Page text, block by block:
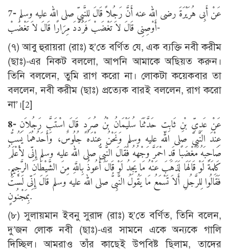
7-عَنْ أَبِى هُرَيْرَةَ رضى الله عنه أَنَّ رَجُلاً قَالَ لِلنَّبِىِّ صلى الله عليه وسلم
أَوْصِنِى قَالَ لاَ تَغْضَبْ فَرَدَّدَ مِرَارًا قَالَ لاَ تَغْضَبْ-
(৭) আবু হুরায়রা (রাঃ) হ’তে বর্ণিত যে, এক ব্যক্তি নবী করীম
(ছাঃ)-এর নিকট বললো, আপনি আমাকে অছিয়ত করুন।
তিনি বললেন, তুমি রাগ করো না। লোকটা কয়েকবার তা
বললেন, নবী করীম (ছাঃ) প্রত্যেক বারই বললেন, রাগ করো
না’।[2]
8-عَنْ عَدِىِّ بْنِ ثَابِتٍ حَدَّثَنَا سُلَيْمَانُ بْنُ صُرَدٍ قَالَ اسْتَبَّ رَجُلاَنِ
عِنْدَ النَّبِىِّ صلى الله عليه وسلم وَنَحْنُ عِنْدَهُ جُلُوسٌ، وَأَحَدُهُمَا يَسُبُّ
صَاحِبَهُ مُغْضَبًا قَدِ احْمَرَّ وَجْهُهُ فَقَالَ النَّبِىُّ صلى الله عليه وسلم إِنِّى لأَعْلَمُ
كَلِمَةً لَوْ قَالَهَا لَذَهَبَ عَنْهُ مَا يَجِدُ لَوْ قَالَ أَعُوذُ بِاللَّهِ مِنَ الشَّيْطَانِ الرَّجِيمِ.
فَقَالُوا لِلرَّجُلِ أَلاَ تَسْمَعُ مَا يَقُولُ النَّبِىُّ صلى الله عليه وسلم قَالَ إِنِّى لَسْتُ
بِمَجْنُونٍ.
(৮) সুলায়মান ইবনু সুরাদ (রাঃ) হ’তে বর্ণিত, তিনি বলেন,
দু’জন লোক নবী (ছাঃ)-এর সামনে একে অন্যকে গালি
দিচ্ছিল। আমরাও তাঁর কাছেই উপবিষ্ট ছিলাম, তাদের